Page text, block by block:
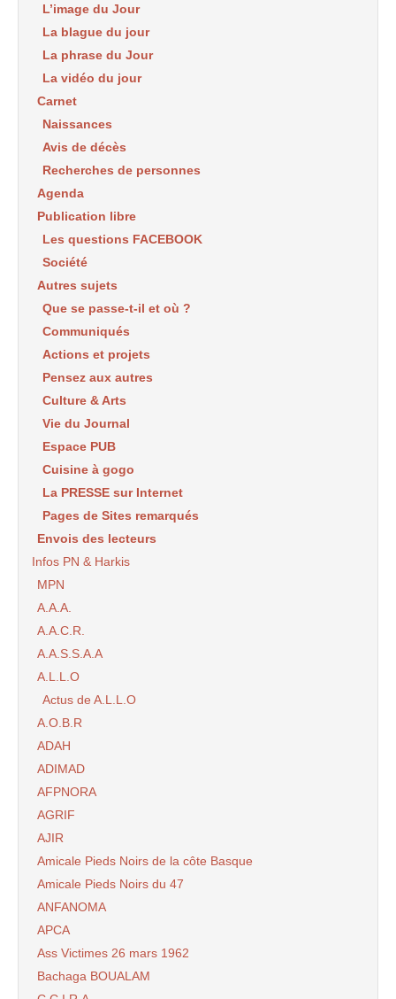
L’image du Jour
La blague du jour
La phrase du Jour
La vidéo du jour
Carnet
Naissances
Avis de décès
Recherches de personnes
Agenda
Publication libre
Les questions FACEBOOK
Société
Autres sujets
Que se passe-t-il et où ?
Communiqués
Actions et projets
Pensez aux autres
Culture & Arts
Vie du Journal
Espace PUB
Cuisine à gogo
La PRESSE sur Internet
Pages de Sites remarqués
Envois des lecteurs
Infos PN & Harkis
MPN
A.A.A.
A.A.C.R.
A.A.S.S.A.A
A.L.L.O
Actus de A.L.L.O
A.O.B.R
ADAH
ADIMAD
AFPNORA
AGRIF
AJIR
Amicale Pieds Noirs de la côte Basque
Amicale Pieds Noirs du 47
ANFANOMA
APCA
Ass Victimes 26 mars 1962
Bachaga BOUALAM